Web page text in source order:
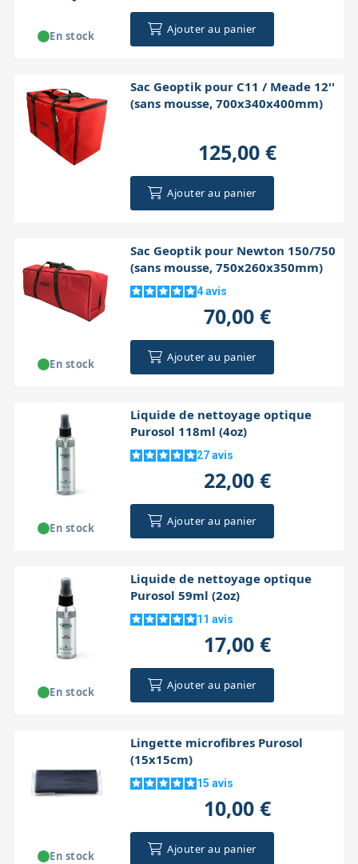
Ajouter au panier
En stock
Sac Geoptik pour C11 / Meade 12''
(sans mousse, 700x340x400mm)
125,00 €
Ajouter au panier
Sac Geoptik pour Newton 150/750
(sans mousse, 750x260x350mm)
4avis
70,00 €
Ajouter au panier
En stock
Liquide de nettoyage optique
Purosol 118ml (4oz)
27avis
22,00 €
Ajouter au panier
En stock
Liquide de nettoyage optique
Purosol 59ml (2oz)
11 avis
17,00 €
Ajouter au panier
En stock
Lingette microfibres Purosol
(15x15cm)
15 avis
10,00 €
Ajouter au panier
En stock